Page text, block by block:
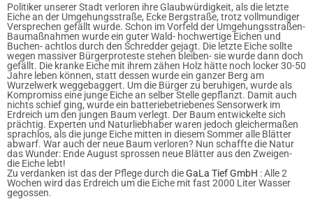
Politiker unserer Stadt verloren ihre Glaubwürdigkeit, als die letzte
Eiche an der Umgehungsstraße, Ecke Bergstraße, trotz vollmundiger
Versprechen gefällt wurde. Schon im Vorfeld der Umgehungsstraßen-
Baumaßnahmen wurde ein guter Wald- hochwertige Eichen und
Buchen- achtlos durch den Schredder gejagt. Die letzte Eiche sollte
wegen massiver Bürgerproteste stehen bleiben- sie wurde dann doch
gefällt. Die kranke Eiche mit ihrem zähen Holz hätte noch locker 30-50
Jahre leben können, statt dessen wurde ein ganzer Berg am
Wurzelwerk weggebaggert. Um die Bürger zu beruhigen, wurde als
Kompromiss eine junge Eiche an selber Stelle gepflanzt. Damit auch
nichts schief ging, wurde ein batteriebetriebenes Sensorwerk im
Erdreich um den jungen Baum verlegt. Der Baum entwickelte sich
prächtig. Experten und Naturliebhaber waren jedoch gleichermaßen
sprachlos, als die junge Eiche mitten in diesem Sommer alle Blätter
abwarf. War auch der neue Baum verloren? Nun schaffte die Natur
das Wunder: Ende August sprossen neue Blätter aus den Zweigen-
die Eiche lebt!
Zu verdanken ist das der Pflege durch dieGaLa Tief GmbH : Alle 2
Wochen wird das Erdreich um die Eiche mit fast 2000 Liter Wasser
gegossen.